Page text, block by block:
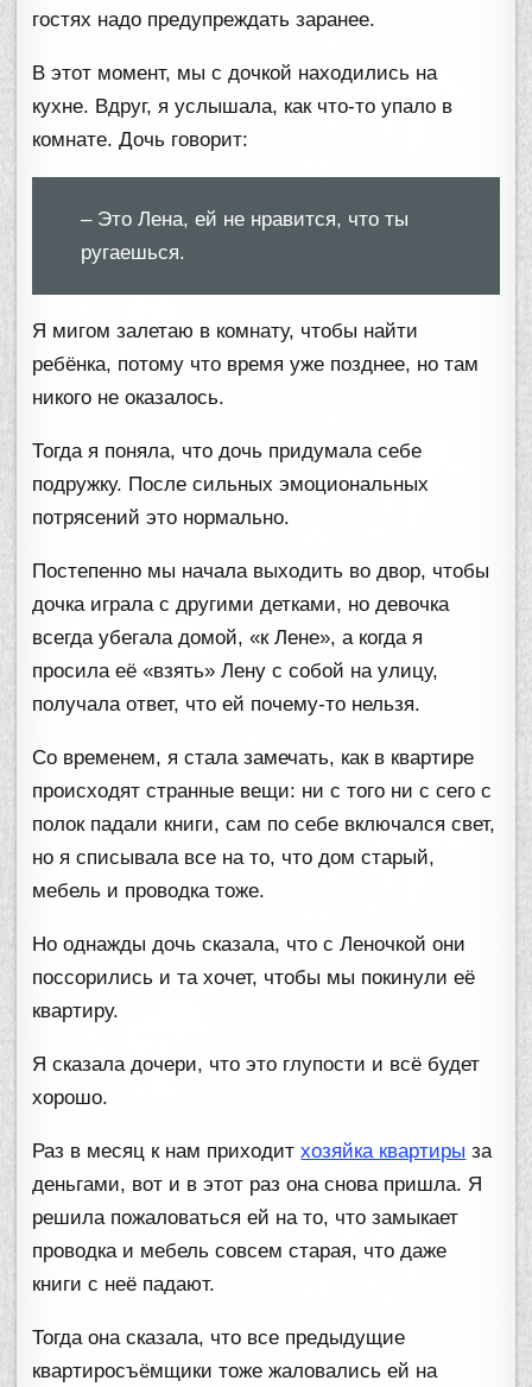
гостях надо предупреждать заранее.
В этот момент, мы с дочкой находились на
кухне. Вдруг, я услышала, как что-то упало в
комнате. Дочь говорит:
– Это Лена, ей не нравится, что ты
ругаешься.
Я мигом залетаю в комнату, чтобы найти
ребёнка, потому что время уже позднее, но там
никого не оказалось.
Тогда я поняла, что дочь придумала себе
подружку. После сильных эмоциональных
потрясений это нормально.
Постепенно мы начала выходить во двор, чтобы
дочка играла с другими детками, но девочка
всегда убегала домой, «к Лене», а когда я
просила её «взять» Лену с собой на улицу,
получала ответ, что ей почему-то нельзя.
Со временем, я стала замечать, как в квартире
происходят странные вещи: ни с того ни с сего с
полок падали книги, сам по себе включался свет,
но я списывала все на то, что дом старый,
мебель и проводка тоже.
Но однажды дочь сказала, что с Леночкой они
поссорились и та хочет, чтобы мы покинули её
квартиру.
Я сказала дочери, что это глупости и всё будет
хорошо.
Раз в месяц к нам приходитхозяйка квартиры за
деньгами, вот и в этот раз она снова пришла. Я
решила пожаловаться ей на то, что замыкает
проводка и мебель совсем старая, что даже
книги с неё падают.
Тогда она сказала, что все предыдущие
квартиросъёмщики тоже жаловались ей на